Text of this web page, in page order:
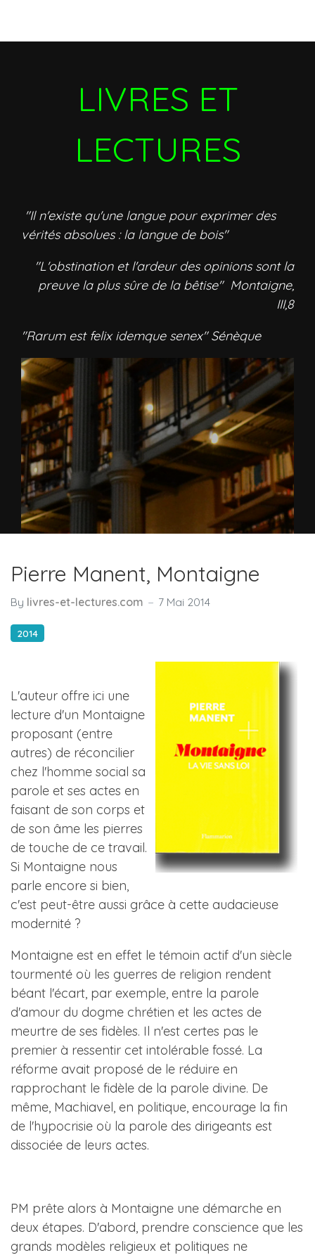
LIVRES ET
LECTURES
"Il n'existe qu'une langue pour exprimer des
vérités absolues : la langue de bois"
"L'obstination et l'ardeur des opinions sont la
preuve la plus sûre de la bêtise" Montaigne,
III,8
"Rarum est felix idemque senex" Sénèque
Pierre Manent, Montaigne
By livres-et-lectures.com 7 Mai 2014
2014
L'auteur offre ici une
lecture d'un Montaigne
proposant (entre
autres) de réconcilier
chez l'homme social sa
parole et ses actes en
faisant de son corps et
de son âme les pierres
de touche de ce travail.
Si Montaigne nous
parle encore si bien,
c'est peut-être aussi grâce à cette audacieuse
modernité ?
Montaigne est en effet le témoin actif d'un siècle
tourmenté où les guerres de religion rendent
béant l'écart, par exemple, entre la parole
d'amour du dogme chrétien et les actes de
meurtre de ses fidèles. Il n'est certes pas le
premier à ressentir cet intolérable fossé. La
réforme avait proposé de le réduire en
rapprochant le fidèle de la parole divine. De
même, Machiavel, en politique, encourage la fin
de l'hypocrisie où la parole des dirigeants est
dissociée de leurs actes.
PM prête alors à Montaigne une démarche en
deux étapes. D'abord, prendre conscience que les
grands modèles religieux et politiques ne